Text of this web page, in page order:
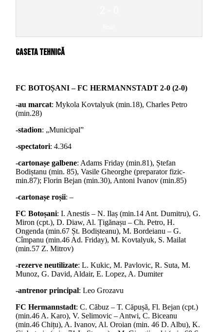
Caseta tehnică
FC BOTOȘANI – FC HERMANNSTADT 2-0 (2-0)
-au marcat: Mykola Kovtalyuk (min.18), Charles Petro
(min.28)
-stadion: „Municipal”
-spectatori: 4.364
-cartonașe galbene: Adams Friday (min.81), Ștefan
Bodiștanu (min. 85), Vasile Gheorghe (preparator fizic-
min.87); Florin Bejan (min.30), Antoni Ivanov (min.85)
-cartonașe roșii: –
FC Botoșani: I. Anestis – N. Ilaș (min.14 Ant. Dumitru), G.
Miron (cpt.), D. Diaw, Al. Țigănașu – Ch. Petro, H.
Ongenda (min.67 Șt. Bodișteanu), M. Bordeianu – G.
Cîmpanu (min.46 Ad. Friday), M. Kovtalyuk, S. Mailat
(min.57 Z. Mitrov)
-rezerve neutilizate: L. Kukic, M. Pavlovic, R. Suta, M.
Munoz, G. David, Aldair, E. Lopez, A. Dumiter
-antrenor principal: Leo Grozavu
FC Hermannstadt: C. Căbuz – T. Căpușă, Fl. Bejan (cpt.)
(min.46 A. Karo), V. Selimovic – Antwi, C. Biceanu
(min.46 Chițu), A. Ivanov, Al. Oroian (min. 46 D. Albu), K.